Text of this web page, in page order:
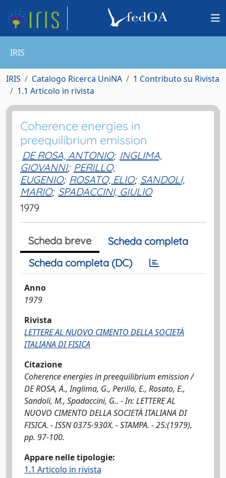
IRIS
IRIS Catalogo Ricerca UniNA
1 Contributo su Rivista
1.1 Articolo in rivista
Coherence energies in
preequilibrium emission
DE ROSA, ANTONIO; INGLIMA,
GIOVANNI; PERILLO,
EUGENIO; ROSATO, ELIO; SANDOLI,
MARIO; SPADACCINI, GIULIO
1979
Scheda breve
Scheda completa
Scheda completa (DC)
Anno
1979
Rivista
LETTERE AL NUOVO CIMENTO DELLA SOCIETÀ
ITALIANA DI FISICA
Citazione
Coherence energies in preequilibrium emission /
DE ROSA, A., Inglima, G., Perillo, E., Rosato, E.,
Sandoli, M., Spadaccini, G.. - In: LETTERE AL
NUOVO CIMENTO DELLA SOCIETÀ ITALIANA DI
FISICA. - ISSN 0375-930X. - STAMPA. - 25:(1979),
pp. 97-100.
Appare nelle tipologie:
1.1 Articolo in rivista